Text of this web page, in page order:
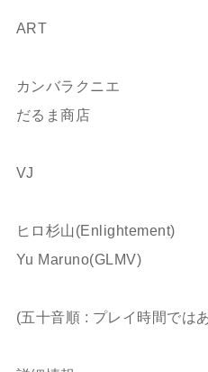
ART
カンバラクニエ
だるま商店
VJ
ヒロ杉山(Enlightement)
Yu Maruno(GLMV)
(五十音順 : プレイ時間では